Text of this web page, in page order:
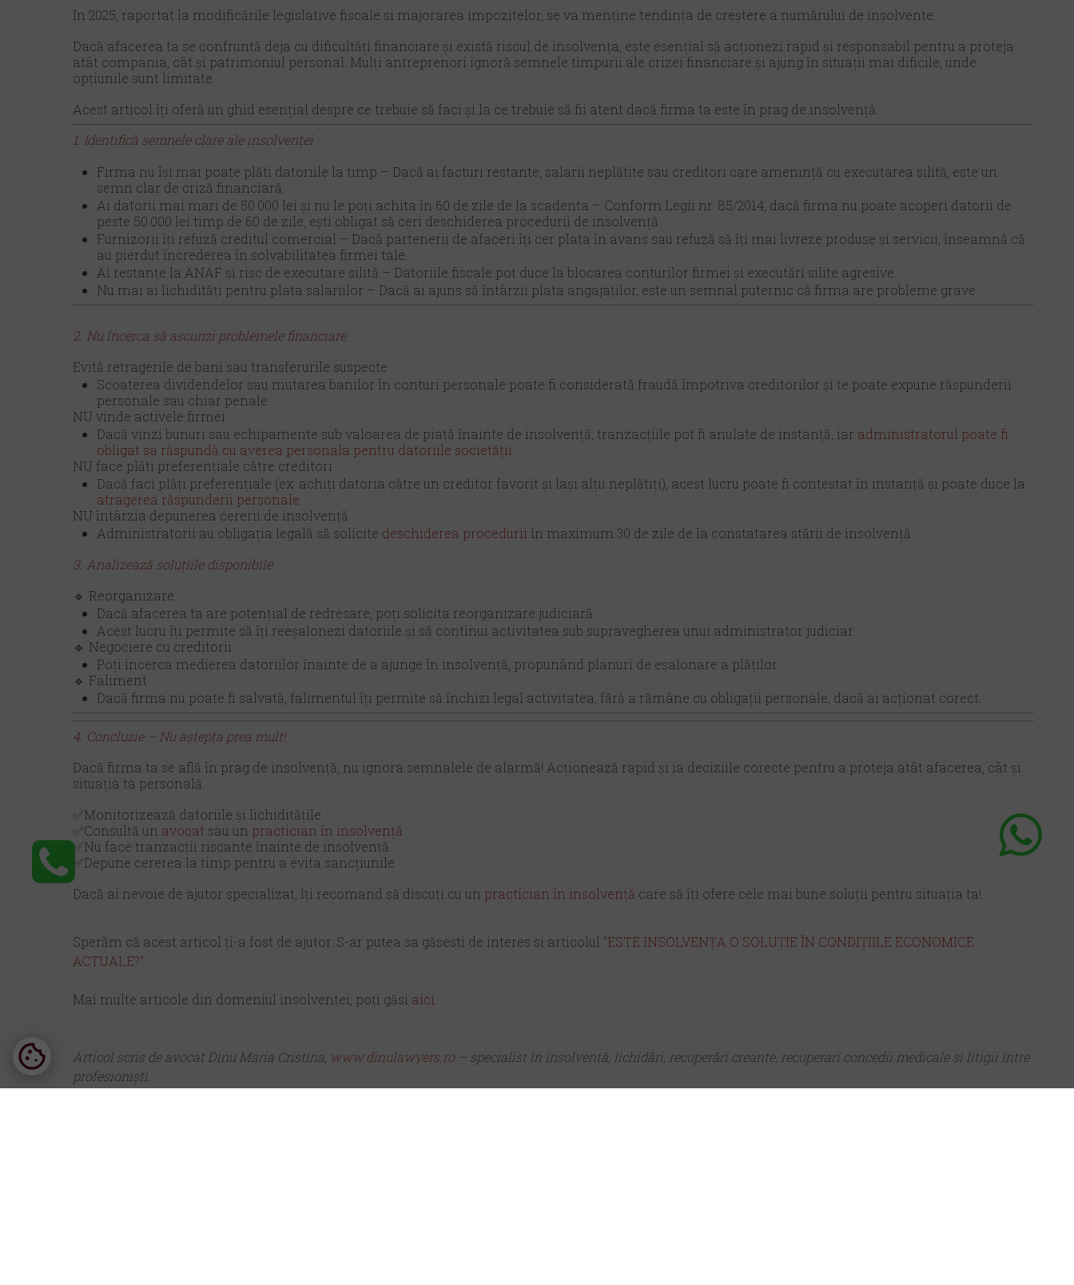
In 2025, raportat la modificările legislative fiscale si majorarea impozitelor, se va menține tendința de creștere a numărului de insolvente.
Dacă afacerea ta se confruntă deja cu dificultăți financiare și există riscul de insolvența, este esențial să acționezi rapid și responsabil pentru a proteja
atât compania, cât și patrimoniul personal. Mulți antreprenori ignoră semnele timpurii ale crizei financiare și ajung în situații mai dificile, unde
opțiunile sunt limitate.
Acest articol îți oferă un ghid esențial despre ce trebuie să faci și la ce trebuie să fii atent dacă firma ta este în prag de insolvență.
1. Identifică semnele clare ale insolvenței
Firma nu își mai poate plăti datoriile la timp – Dacă ai facturi restante, salarii neplătite sau creditori care amenință cu executarea silită, este un
semn clar de criză financiară.
Ai datorii mai mari de 50.000 lei și nu le poți achita în 60 de zile de la scadenta – Conform Legii nr. 85/2014, dacă firma nu poate acoperi datorii de
peste 50.000 lei timp de 60 de zile, ești obligat să ceri deschiderea procedurii de insolvență.
Furnizorii îți refuză creditul comercial – Dacă partenerii de afaceri îți cer plata în avans sau refuză să îți mai livreze produse și servicii, înseamnă că
au pierdut încrederea în solvabilitatea firmei tale.
Ai restanțe la ANAF și risc de executare silită – Datoriile fiscale pot duce la blocarea conturilor firmei și executări silite agresive.
Nu mai ai lichidități pentru plata salariilor – Dacă ai ajuns să întârzii plata angajaților, este un semnal puternic că firma are probleme grave.
2. Nu încerca să ascunzi problemele financiare
Evită retragerile de bani sau transferurile suspecte
Scoaterea dividendelor sau mutarea banilor în conturi personale poate fi considerată fraudă împotriva creditorilor și te poate expune răspunderii
personale sau chiar penale.
NU vinde activele firmei
Dacă vinzi bunuri sau echipamente sub valoarea de piață înainte de insolvență, tranzacțiile pot fi anulate de instanță, iar administratorul poate fi
obligat sa răspundă cu averea personala pentru datoriile societății.
NU face plăti preferențiale către creditori
Dacă faci plăți preferențiale (ex: achiți datoria către un creditor favorit și lași alții neplătiți), acest lucru poate fi contestat în instanță și poate duce la
atragerea răspunderii personale.
NU întârzia depunerea cererii de insolvență
Administratorii au obligația legală să solicite deschiderea procedurii în maximum 30 de zile de la constatarea stării de insolvență.
3. Analizează soluțiile disponibile
🔹 Reorganizare
Dacă afacerea ta are potențial de redresare, poți solicita reorganizare judiciară.
Acest lucru îți permite să îți reeșalonezi datoriile și să continui activitatea sub supravegherea unui administrator judiciar.
🔹 Negociere cu creditorii
Poți încerca medierea datoriilor înainte de a ajunge în insolvență, propunând planuri de eșalonare a plăților.
🔹 Faliment
Dacă firma nu poate fi salvată, falimentul îți permite să închizi legal activitatea, fără a rămâne cu obligații personale, dacă ai acționat corect.
4. Concluzie – Nu aștepta prea mult!
Dacă firma ta se află în prag de insolvență, nu ignora semnalele de alarmă! Acționează rapid și ia deciziile corecte pentru a proteja atât afacerea, cât și
situația ta personală.
✅Monitorizează datoriile și lichiditățile
✅Consultă un avocat sau un practician în insolvență
✅Nu face tranzacții riscante înainte de insolvență
✅Depune cererea la timp pentru a evita sancțiunile
Dacă ai nevoie de ajutor specializat, îți recomand să discuți cu un practician în insolvență care să îți ofere cele mai bune soluții pentru situația ta!
Sperăm că acest articol ți-a fost de ajutor. S-ar putea sa găsesti de interes si articolul "ESTE INSOLVENȚA O SOLUȚIE ÎN CONDIȚIILE ECONOMICE
ACTUALE?"
Mai multe articole din domeniul insolventei, poți găsi aici
Articol scris de avocat Dinu Maria Cristina, www.dinulawyers.ro– specialist în insolvență, lichidări, recuperări creanțe, recuperari concedii medicale și litigii între
profesioniști.